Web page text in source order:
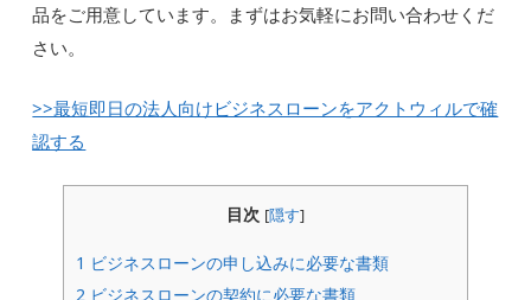
品をご用意しています。まずはお気軽にお問い合わせくだ
さい。
>>最短即日の法人向けビジネスローンをアクトウィルで確
認する
目次 [隠す]
1 ビジネスローンの申し込みに必要な書類
2 ビジネスローンの契約に必要な書類